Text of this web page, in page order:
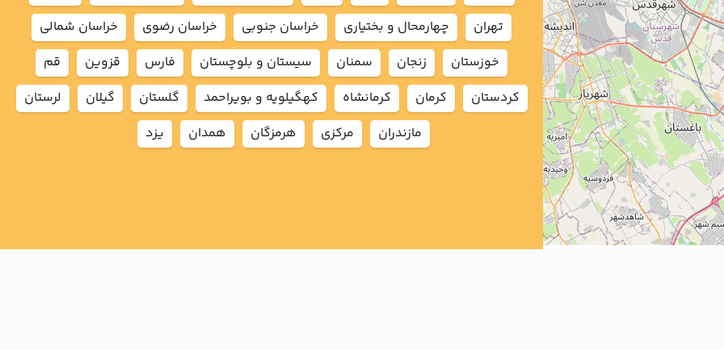
تهران
چهارمحال و بختياري خراسان جنوبي خراسان رضوي
خراسان شمالي
خوزستان
زنجان سمنان سيستان و بلوچستان فارس قزوين
قم
كردستان
كرمان كرمانشاه كهگيلويه و بويراحمد گلستان گيلان
لرستان
مازندران
مركزي هرمزگان همدان يزد